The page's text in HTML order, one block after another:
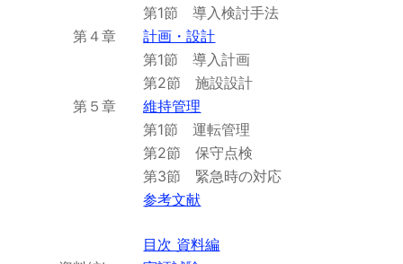
第1節 導入検討手法
第４章
計画・設計
第1節 導入計画
第2節 施設設計
第５章
維持管理
第1節 運転管理
第2節 保守点検
第3節 緊急時の対応
参考文献
目次 資料編